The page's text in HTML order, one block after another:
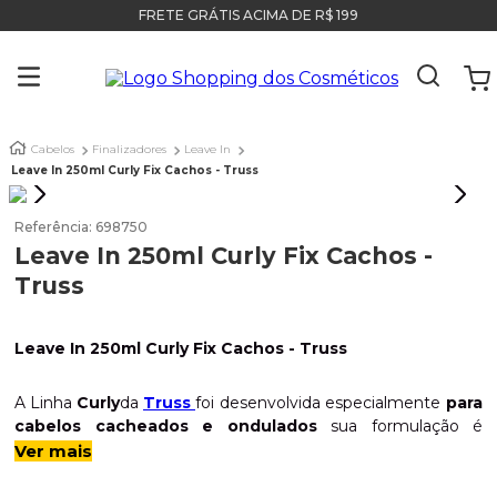
FRETE GRÁTIS ACIMA DE R$ 199
Cabelos Finalizadores
Leave In
Leave In 250ml Curly Fix Cachos - Truss
Referência: 698750
Leave In 250ml Curly Fix Cachos -
Truss
Leave In 250ml Curly Fix Cachos - Truss
A Linha Curlyda Truss foi desenvolvida especialmente para
cabelos cacheados e ondulados sua formulação é
composta por Aminoácidos, Proteínas e Óleos exclusivos
Ver mais